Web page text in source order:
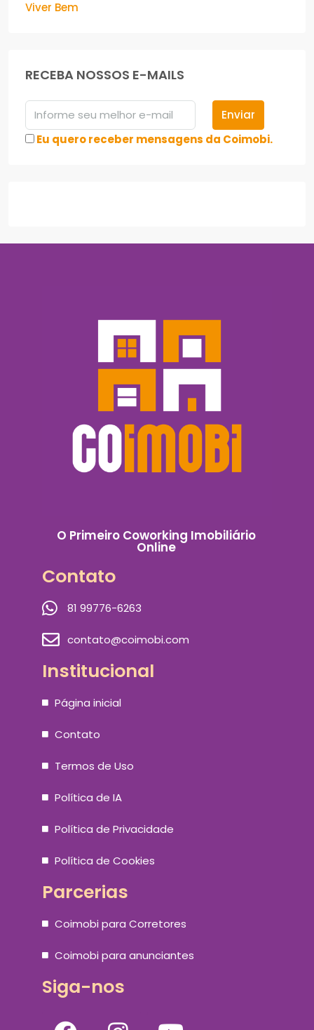
Viver Bem
RECEBA NOSSOS E-MAILS
Enviar
Eu quero receber mensagens da Coimobi.
O Primeiro Coworking Imobiliário
Online
Contato
81 99776-6263
contato@coimobi.com
Institucional
Página inicial
Contato
Termos de Uso
Política de IA
Política de Privacidade
Política de Cookies
Parcerias
Coimobi para Corretores
Coimobi para anunciantes
Siga-nos